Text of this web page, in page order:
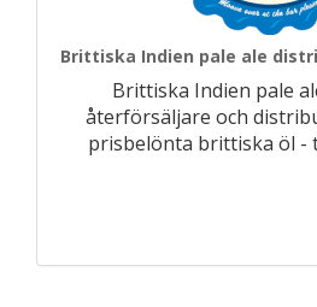
Brittiska Indien pale ale
Brittiska Indien pale
återförsäljare och
prisbelönta brittiska öl -